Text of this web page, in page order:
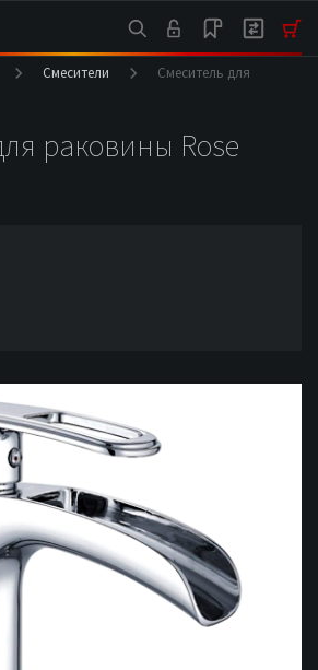
Смесители
Смеситель для
раковины Rose